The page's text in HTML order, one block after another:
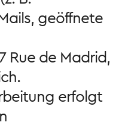
geöffnete
Rue de Madrid,
erfolgt